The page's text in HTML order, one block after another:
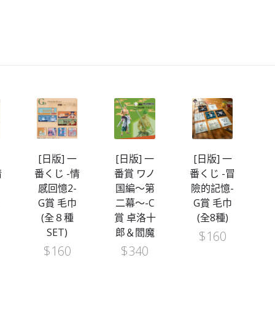
[日版] 一
番くじ -情
感回憶2-
G賞 毛巾
(全８種
SET)
$160
[日版] 一
番賞 ワノ
国編～第
二幕～-C
賞 卓洛十
郎＆閻魔
$340
[日版] 一
番くじ -冒
險的記憶-
G賞 毛巾
(全8種)
$160